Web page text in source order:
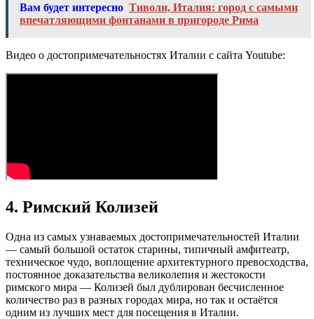
Вам будет интересно Тиволи, Италия: город с самыми
впечатляющими фонтанами в пригороде Рима
Видео о достопримечательностях Италии с сайта Youtube:
4. Римский Колизей
Одна из самых узнаваемых достопримечательностей Италии
— самый большой остаток старины, типичный амфитеатр,
техническое чудо, воплощение архитектурного превосходства,
постоянное доказательства великолепия и жестокости
римского мира — Колизей был дублирован бесчисленное
количество раз в разных городах мира, но так и остаётся
одним из лучших мест для посещения в Италии.